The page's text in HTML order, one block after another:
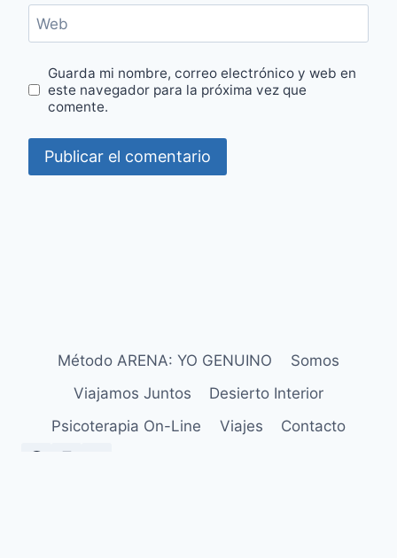
Web
Guarda mi nombre, correo electrónico y web en
este navegador para la próxima vez que
comente.
Método ARENA: YO GENUINO
Somos
Viajamos Juntos
Desierto Interior
Psicoterapia On-Line
Viajes Contacto